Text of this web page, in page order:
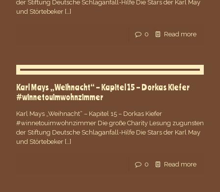
der Stiftung Deutsche Schlaganfall-Hilfe Die Stars der Karl May
und Störtebeker […]
0 Read more
Karl Mays „Weihnacht“ – Kapitel 15 – Dorkas Kiefer
#winnetouimwohnzimmer
Karl Mays „Weihnacht“ – Kapitel 15 – Dorkas Kiefer
#winnetouimwohnzimmer Die große Charity Lesung zugunsten
der Stiftung Deutsche Schlaganfall-Hilfe Die Stars der Karl May
und Störtebeker […]
0 Read more